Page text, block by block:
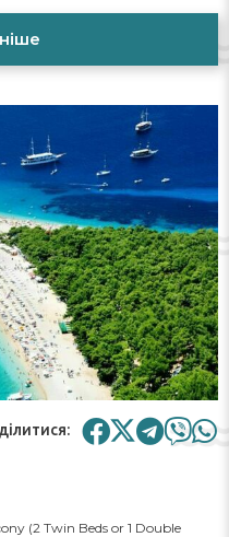
(2 Twin Beds or 1 Double